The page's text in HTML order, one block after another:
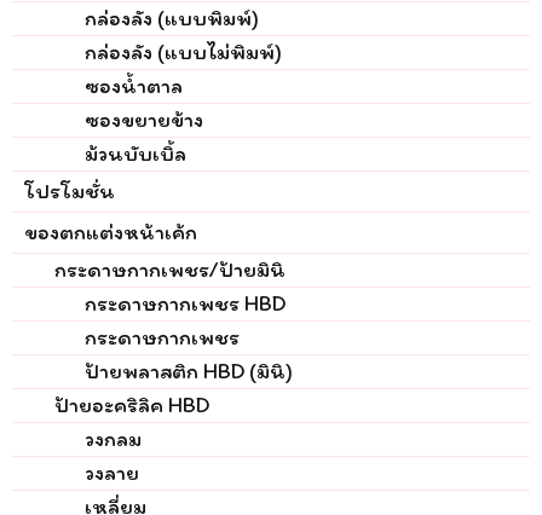
กล่องลัง (แบบพิมพ์)
กล่องลัง (แบบไม่พิมพ์)
ซองน้ำตาล
ซองขยายข้าง
ม้วนบับเบิ้ล
โปรโมชั่น
ของตกแต่งหน้าเค้ก
กระดาษกากเพชร/ป้ายมินิ
กระดาษกากเพชร HBD
กระดาษกากเพชร
ป้ายพลาสติก HBD (มินิ)
ป้ายอะคริลิค HBD
วงกลม
วงลาย
เหลี่ยม